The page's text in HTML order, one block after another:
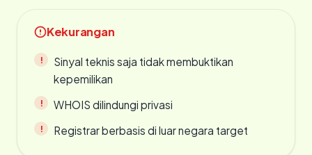
Kekurangan
Sinyal teknis saja tidak membuktikan
kepemilikan
WHOIS dilindungi privasi
Registrar berbasis di luar negara target